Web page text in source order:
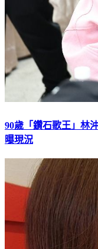
90歲「鑽石歌王」林
曝現況